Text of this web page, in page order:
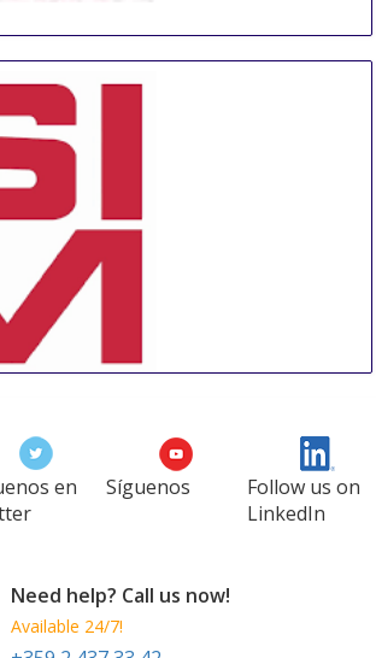
en
Síguenos
Follow us on
LinkedIn
Need help? Call us now!
Available 24/7!